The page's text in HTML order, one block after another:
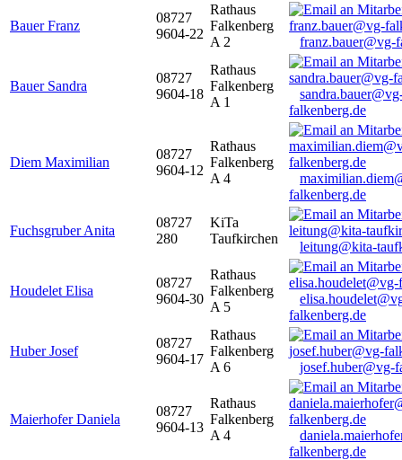
Bauer Franz
08727
9604-22
Rathaus
Falkenberg
A 2
franz.bauer@vg-
Bauer Sandra
08727
9604-18
Rathaus
Falkenberg
A 1
falkenberg.de
Diem Maximilian
08727
9604-12
Rathaus
Falkenberg
A 4
falkenberg.de
Fuchsgruber Anita
08727
280
KiTa
Taufkirchen
leitung@kita-
Houdelet Elisa
08727
9604-30
Rathaus
Falkenberg
A 5
falkenberg.de
Huber Josef
08727
9604-17
Rathaus
Falkenberg
A 6
josef.huber@vg-
Maierhofer Daniela
08727
9604-13
Rathaus
Falkenberg
A 4
falkenberg.de